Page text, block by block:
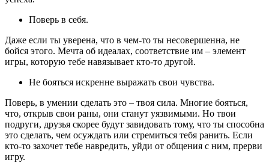
Поверь в себя.
Даже если ты уверена, что в чем-то ты несовершенна, не
бойся этого. Мечта об идеалах, соответствие им – элемент
игры, которую тебе навязывает кто-то другой.
Не бояться искренне выражать свои чувства.
Поверь, в умении сделать это – твоя сила. Многие бояться,
что, открыв свои раны, они станут уязвимыми. Но твои
подруги, друзья скорее будут завидовать тому, что ты способна
это сделать, чем осуждать или стремиться тебя ранить. Если
кто-то захочет тебе навредить, уйди от общения с ним, прерви
игру.